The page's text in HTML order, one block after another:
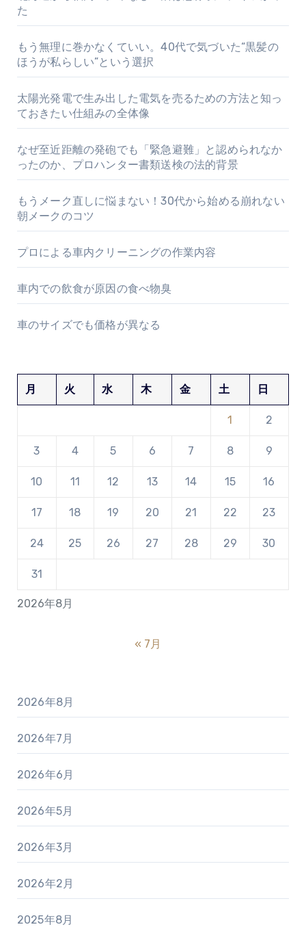
た
もう無理に巻かなくていい。40代で気づいた“黒髪の
ほうが私らしい”という選択
太陽光発電で生み出した電気を売るための方法と知っ
ておきたい仕組みの全体像
なぜ至近距離の発砲でも「緊急避難」と認められなか
ったのか、プロハンター書類送検の法的背景
もうメーク直しに悩まない！30代から始める崩れない
朝メークのコツ
プロによる車内クリーニングの作業内容
車内での飲食が原因の食べ物臭
車のサイズでも価格が異なる
2026年8月
月 火 水 木 金 土 日
1 2
3 4 5 6 7 8 9
10 11 12 13 14 15 16
17 18 19 20 21 22 23
24 25 26 27 28 29 30
31
« 7月
2026年8月
2026年7月
2026年6月
2026年5月
2026年3月
2026年2月
2025年8月